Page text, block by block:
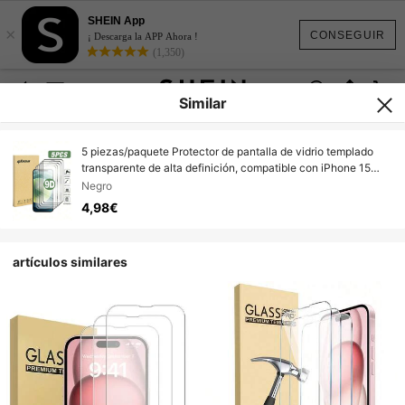
CONSEGUIR
×
SHEIN App
¡ Descarga la APP Ahora !
(1,350)
Similar
5 piezas/paquete Protector de pantalla de vidrio templado
transparente de alta definición, compatible con iPhone 15
PROMAX, 15, 16, 15 PRO, 14, 13, 12, 11, XR, XS, X, 7, 8, 17/17
Pro/17 Pro Max/17 Air, anti-arañazos, anti-rotura, resistente al
agua
Negro
4,98€
artículos similares